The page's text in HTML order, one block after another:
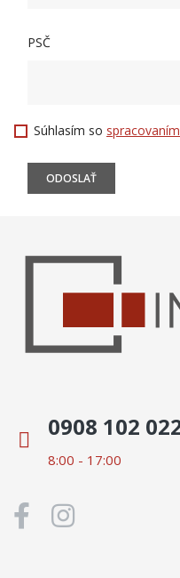
PSČ
Súhlasím so
0908 102
8:00 - 17:00